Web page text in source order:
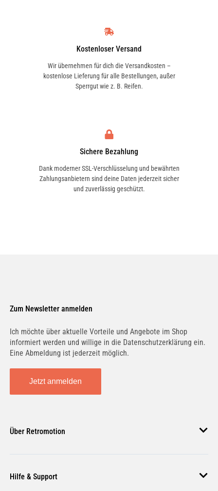
Kostenloser Versand
Wir übernehmen für dich die Versandkosten –
kostenlose Lieferung für alle Bestellungen, außer
Sperrgut wie z. B. Reifen.
Sichere Bezahlung
Dank moderner SSL-Verschlüsselung und bewährten
Zahlungsanbietern sind deine Daten jederzeit sicher
und zuverlässig geschützt.
Zum Newsletter anmelden
Ich möchte über aktuelle Vorteile und Angebote im Shop
informiert werden und willige in die Datenschutzerklärung ein.
Eine Abmeldung ist jederzeit möglich.
Jetzt anmelden
Über Retromotion
Unsere Jobs
Hilfe & Support